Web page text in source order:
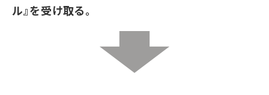
ル』を受け取る。